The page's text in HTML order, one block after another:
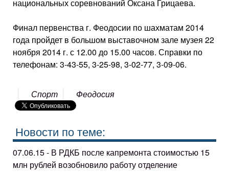
национальных соревнований Оксана Грицаева.
Финал первенства г. Феодосии по шахматам 2014
года пройдет в большом выставочном зале музея 22
ноября 2014 г. с 12.00 до 15.00 часов. Справки по
телефонам: 3-43-55, 3-25-98, 3-02-77, 3-09-06.
Спорт Феодосия
Новости по теме:
07.06.15 - В РДКБ после капремонта стоимостью 15
млн рублей возобновило работу отделение